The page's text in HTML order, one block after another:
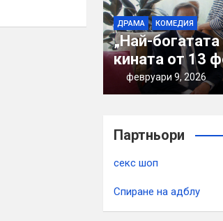
ДРАМА КОМЕДИЯ
„Най-
кината от 13
февруари 9, 2026
Партньори
секс шоп
Спиране на адблу